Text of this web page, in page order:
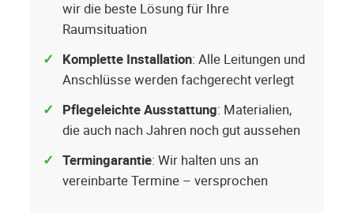
wir die beste Lösung für Ihre
Raumsituation
Komplette Installation: Alle Leitungen und
Anschlüsse werden fachgerecht verlegt
Pflegeleichte Ausstattung: Materialien,
die auch nach Jahren noch gut aussehen
Termingarantie: Wir halten uns an
vereinbarte Termine – versprochen